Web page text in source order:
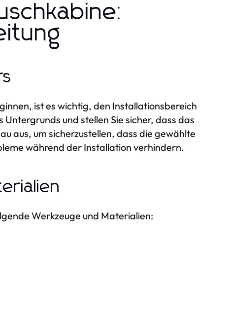
ist es wichtig, den Installationsbereich
und stellen Sie sicher, dass das
aus, um sicherzustellen, dass die gewählte
während der Installation verhindern.
Werkzeuge und Materialien: